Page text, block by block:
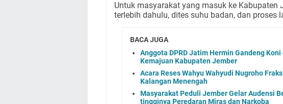
Untuk masyarakat yang masuk ke
terlebih dahulu, dites suhu badan, dan proses
BACA JUGA
Anggota DPRD Jatim Hermin Gandeng
Kemajuan Kabupaten Jember
Acara Reses Wahyu Wahyudi Nugroho
Kalangan Menengah
Masyarakat Peduli Jember Gelar Audensi
tingginya Peredaran Miras dan Narkoba